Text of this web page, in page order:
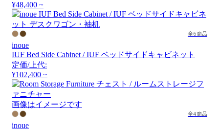
¥48,400 ~
全6商品
inoue
IUF Bed Side Cabinet / IUF ベッドサイドキャビネット
定価/上代:
¥102,400 ~
画像はイメージです
全4商品
inoue